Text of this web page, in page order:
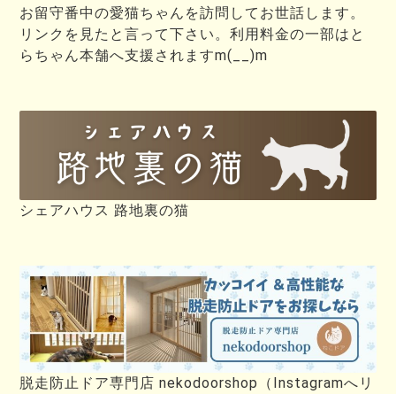
お留守番中の愛猫ちゃんを訪問してお世話します。
リンクを見たと言って下さい。利用料金の一部はと
らちゃん本舗へ支援されますm(__)m
シェアハウス 路地裏の猫
脱走防止ドア専門店 nekodoorshop（Instagramへリ